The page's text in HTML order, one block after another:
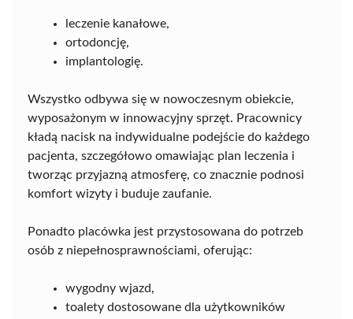
leczenie kanałowe,
ortodoncję,
implantologię.
Wszystko odbywa się w nowoczesnym obiekcie,
wyposażonym w innowacyjny sprzęt. Pracownicy
kładą nacisk na indywidualne podejście do każdego
pacjenta, szczegółowo omawiając plan leczenia i
tworząc przyjazną atmosferę, co znacznie podnosi
komfort wizyty i buduje zaufanie.
Ponadto placówka jest przystosowana do potrzeb
osób z niepełnosprawnościami, oferując:
wygodny wjazd,
toalety dostosowane dla użytkowników